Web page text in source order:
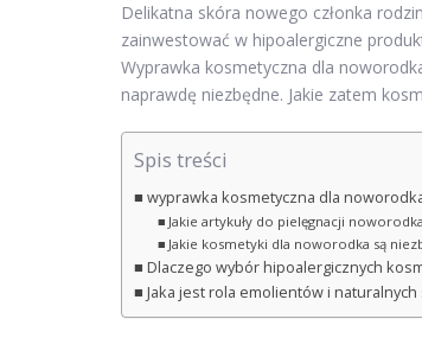
Delikatna skóra nowego członka
zainwestować w hipoalergiczne
Wyprawka kosmetyczna dla
naprawdę niezbędne. Jakie zatem
Spis treści
wyprawka kosmetyczna dla
Jakie artykuły do pielęgnacji
Jakie kosmetyki dla noworodka są
Dlaczego wybór hipoalergicznych
Jaka jest rola emolientów i